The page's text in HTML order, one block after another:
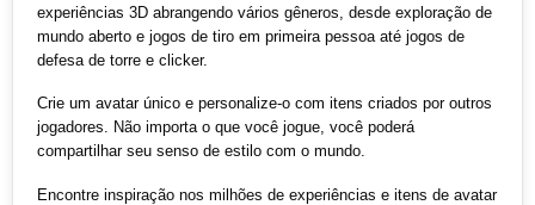
experiências 3D abrangendo vários gêneros, desde exploração de
mundo aberto e jogos de tiro em primeira pessoa até jogos de
defesa de torre e clicker.
Crie um avatar único e personalize-o com itens criados por outros
jogadores. Não importa o que você jogue, você poderá
compartilhar seu senso de estilo com o mundo.
Encontre inspiração nos milhões de experiências e itens de avatar